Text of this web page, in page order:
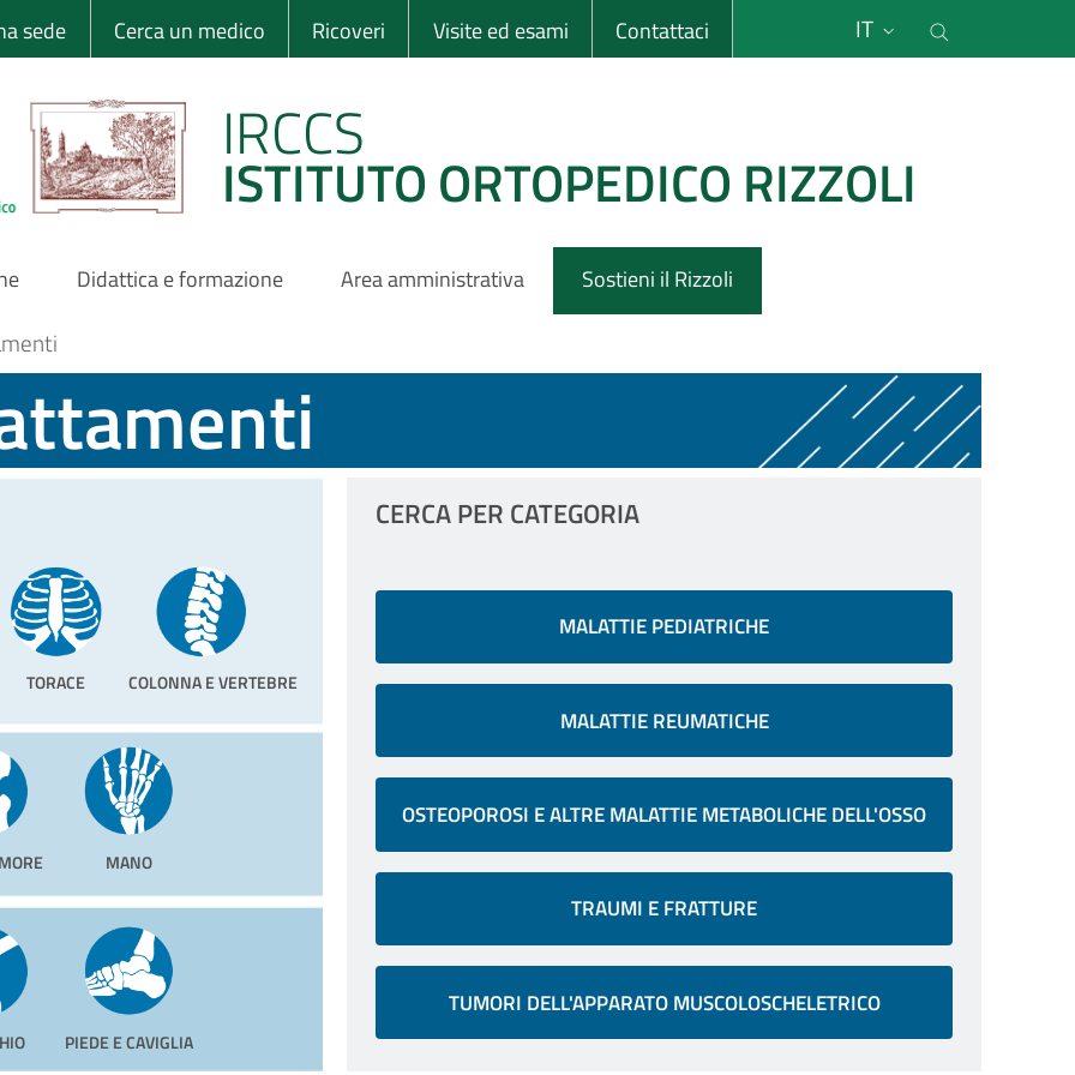
Rizzoli
sede Cerca un medico Ricoveri Visite ed esami Contattaci IT
IRCCS
ISTITUTO ORTOPEDICO RIZZOLI
Didattica e formazione Area amministrativa Sostieni il Rizzoli
TORACE COLONNA E VERTEBRE
MANO
PIEDE E CAVIGLIA
CERCA PER CATEGORIA
MALATTIE PEDIATRICHE
MALATTIE REUMATICHE
OSTEOPOROSI E ALTRE MALATTIE METABOLICHE DELL'OSSO
TRAUMI E FRATTURE
TUMORI DELL'APPARATO MUSCOLOSCHELETRICO